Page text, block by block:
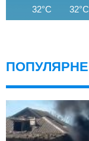
32°C 32°C
ПОПУЛЯРНЕ